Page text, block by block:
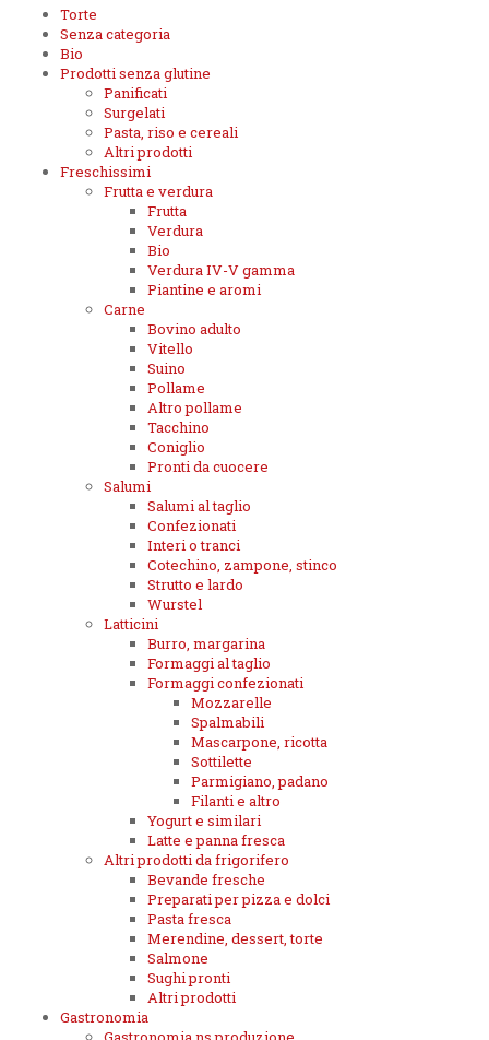
Torte
Senza categoria
Bio
Prodotti senza glutine
Panificati
Surgelati
Pasta, riso e cereali
Altri prodotti
Freschissimi
Frutta e verdura
Frutta
Verdura
Bio
Verdura IV-V gamma
Piantine e aromi
Carne
Bovino adulto
Vitello
Suino
Pollame
Altro pollame
Tacchino
Coniglio
Pronti da cuocere
Salumi
Salumi al taglio
Confezionati
Interi o tranci
Cotechino, zampone, stinco
Strutto e lardo
Wurstel
Latticini
Burro, margarina
Formaggi al taglio
Formaggi confezionati
Mozzarelle
Spalmabili
Mascarpone, ricotta
Sottilette
Parmigiano, padano
Filanti e altro
Yogurt e similari
Latte e panna fresca
Altri prodotti da frigorifero
Bevande fresche
Preparati per pizza e dolci
Pasta fresca
Merendine, dessert, torte
Salmone
Sughi pronti
Altri prodotti
Gastronomia